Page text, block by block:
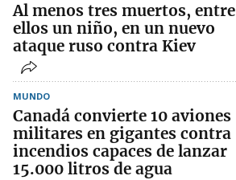
Al menos tres muertos, entre
ellos un niño, en un nuevo
ataque ruso contra Kiev
MUNDO
Canadá convierte 10 aviones
militares en gigantes contra
incendios capaces de lanzar
15.000 litros de agua